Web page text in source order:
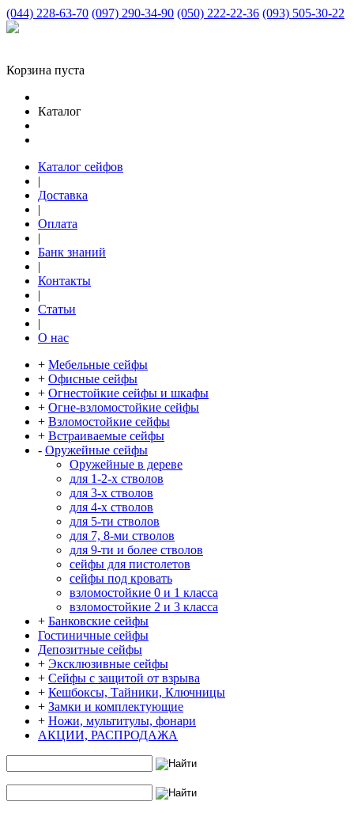
(044) 228-63-70 (097) 290-34-90 (050) 222-22-36 (093) 505-30-22
Корзина пуста
Каталог
Каталог сейфов
|
Доставка
|
Оплата
|
Банк знаний
|
Контакты
|
Статьи
|
О нас
+ Мебельные сейфы
+ Офисные сейфы
+ Огнестойкие сейфы и шкафы
+ Огне-взломостойкие сейфы
+ Взломостойкие сейфы
+ Встраиваемые сейфы
- Оружейные сейфы
Оружейные в дереве
для 1-2-х стволов
для 3-х стволов
для 4-х стволов
для 5-ти стволов
для 7, 8-ми стволов
для 9-ти и более стволов
сейфы для пистолетов
сейфы под кровать
взломостойкие 0 и 1 класса
взломостойкие 2 и 3 класса
+ Банковские сейфы
Гостиничные сейфы
Депозитные сейфы
+ Эксклюзивные сейфы
+ Сейфы с защитой от взрыва
+ Кешбоксы, Тайники, Ключницы
+ Замки и комплектующие
+ Ножи, мультитулы, фонари
АКЦИИ, РАСПРОДАЖА